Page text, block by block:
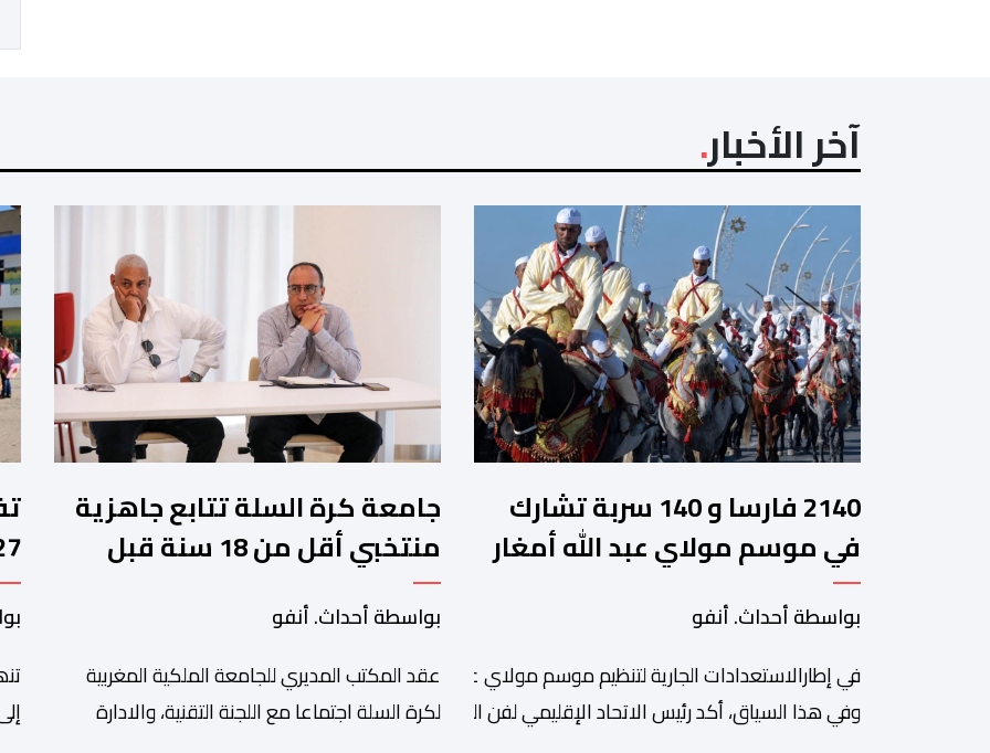
آخر الأخبار
2140 فارسا و 140 سربة تشارك
في موسم مولاي عبد الله أمغار
بواسطة أحداث. أنفو
في إطارالاستعدادات الجارية لتنظيم موسم مولاي عبد الله أمغار،تواصلت عملية إحصاء السربات المشاركة في
وفي هذا السياق، أكد رئيس الاتحاد الإقليمي لفن التبوريدة،
جامعة كرة السلة تتابع جاهزية
منتخبي أقل من 18 سنة قبل
كأس إفريقيا
بواسطة أحداث. أنفو
عقد المكتب المديري للجامعة الملكية المغربية
لكرة السلة اجتماعا مع اللجنة التقنية، والادارة